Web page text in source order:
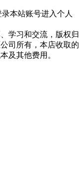
本站账号进入个人
学习和交流，版权归
司所有，本店收取的
及其他费用。